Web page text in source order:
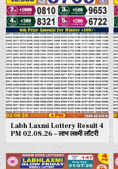
Labh Laxmi Lottery Result 4
PM 02.08.26 – लाभ लक्ष्मी लॉटरी